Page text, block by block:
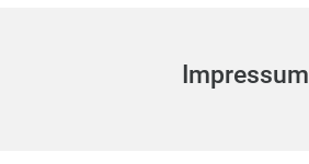
Impressum